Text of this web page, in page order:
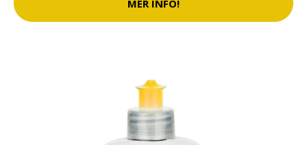
MER INFO!